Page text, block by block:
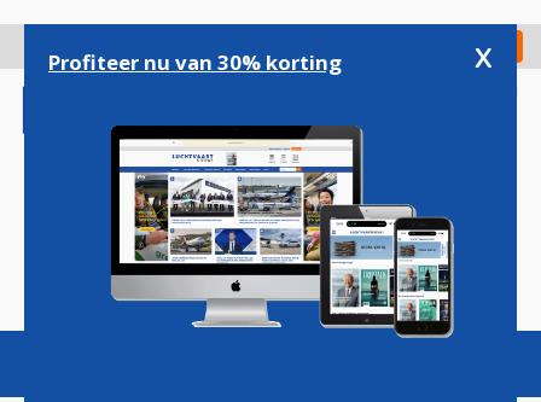
gaan
Check in
Magazine Podcasts Vacatures
Profiteer nu van 30% korting x